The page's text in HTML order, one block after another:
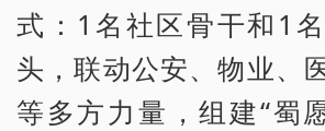
式：1名社区骨干和1
头，联动公安、物业、
等多方力量，组建“蜀